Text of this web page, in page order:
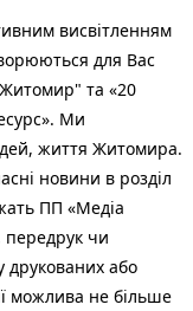
висвітленням
для Вас
та «20
Ми
життя Житомира.
новини в розділ
ПП «Медіа
передрук чи
друкованих або
можлива не більше